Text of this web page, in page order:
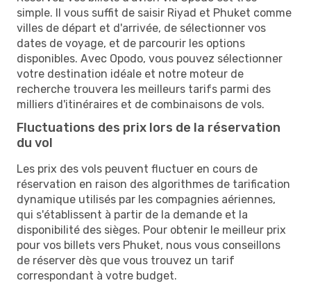
simple. Il vous suffit de saisir Riyad et Phuket comme
villes de départ et d'arrivée, de sélectionner vos
dates de voyage, et de parcourir les options
disponibles. Avec Opodo, vous pouvez sélectionner
votre destination idéale et notre moteur de
recherche trouvera les meilleurs tarifs parmi des
milliers d'itinéraires et de combinaisons de vols.
Fluctuations des prix lors de la réservation
du vol
Les prix des vols peuvent fluctuer en cours de
réservation en raison des algorithmes de tarification
dynamique utilisés par les compagnies aériennes,
qui s'établissent à partir de la demande et la
disponibilité des sièges. Pour obtenir le meilleur prix
pour vos billets vers Phuket, nous vous conseillons
de réserver dès que vous trouvez un tarif
correspondant à votre budget.